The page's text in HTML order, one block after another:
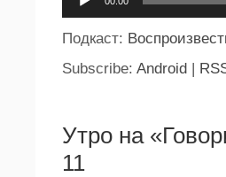
Подкаст:
Subscribe: Android |
Утро на
11